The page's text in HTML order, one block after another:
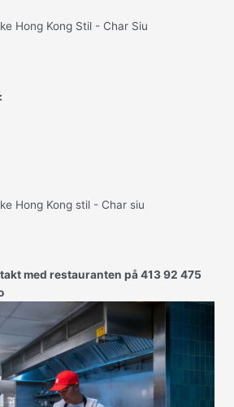
Hong Kong Stil - Char Siu
Hong Kong stil - Char siu
med restauranten på 413 92 475